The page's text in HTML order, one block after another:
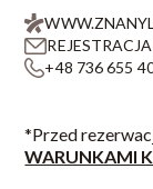
+48 736 655
*Przed
WARUNKAMI